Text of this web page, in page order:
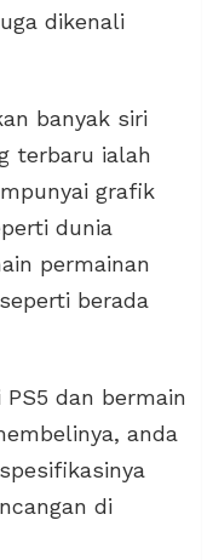
dikenali
banyak siri
terbaru ialah
grafik
dunia
permainan
berada
dan bermain
anda
di